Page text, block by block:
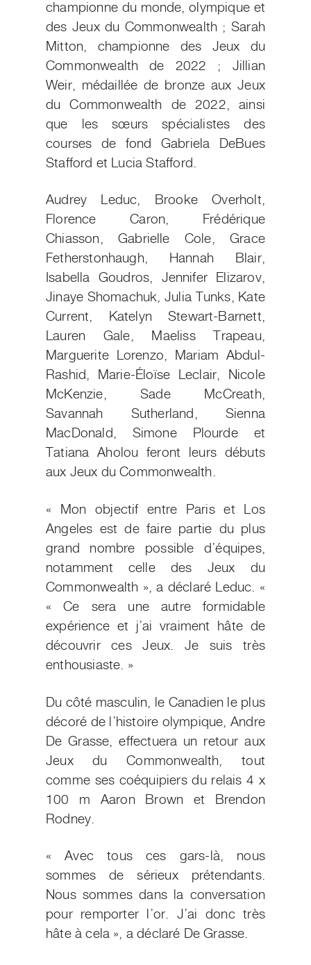
championne du monde, olympique et
des Jeux du Commonwealth ; Sarah
Mitton, championne des Jeux du
Commonwealth de 2022 ; Jillian
Weir, médaillée de bronze aux Jeux
du Commonwealth de 2022, ainsi
que les sœurs spécialistes des
courses de fond Gabriela DeBues
Stafford et Lucia Stafford.
Audrey Leduc, Brooke Overholt,
Florence Caron, Frédérique
Chiasson, Gabrielle Cole, Grace
Fetherstonhaugh, Hannah Blair,
Isabella Goudros, Jennifer Elizarov,
Jinaye Shomachuk, Julia Tunks, Kate
Current, Katelyn Stewart-Barnett,
Lauren Gale, Maeliss Trapeau,
Marguerite Lorenzo, Mariam Abdul-
Rashid, Marie-Éloïse Leclair, Nicole
McKenzie, Sade McCreath,
Savannah Sutherland, Sienna
MacDonald, Simone Plourde et
Tatiana Aholou feront leurs débuts
aux Jeux du Commonwealth.
« Mon objectif entre Paris et Los
Angeles est de faire partie du plus
grand nombre possible d’équipes,
notamment celle des Jeux du
Commonwealth », a déclaré Leduc. «
« Ce sera une autre formidable
expérience et j’ai vraiment hâte de
découvrir ces Jeux. Je suis très
enthousiaste. »
Du côté masculin, le Canadien le plus
décoré de l’histoire olympique, Andre
De Grasse, effectuera un retour aux
Jeux du Commonwealth, tout
comme ses coéquipiers du relais 4 x
100 m Aaron Brown et Brendon
Rodney.
« Avec tous ces gars-là, nous
sommes de sérieux prétendants.
Nous sommes dans la conversation
pour remporter l’or. J’ai donc très
hâte à cela », a déclaré De Grasse.